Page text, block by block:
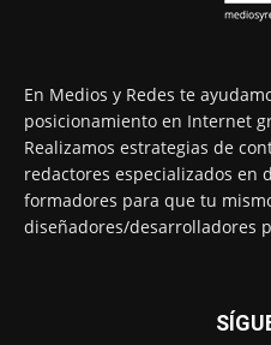
En Medios y Redes te
posicionamiento en Internet
Realizamos estrategias de
redactores especializados en
formadores para que tu
diseñadores/desarrolladores